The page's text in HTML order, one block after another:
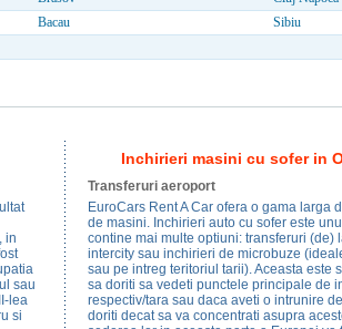
Bacau
Sibiu
in
sau
lea
si
Inchirieri masini cu sofer in
Transferuri aeroport
EuroCars Rent A Car ofera o gama larga
de masini. Inchirieri auto cu sofer este
contine mai multe optiuni: transferuri (de)
intercity sau inchirieri de microbuze
sau pe intreg teritoriul tarii). Aceasta este
sa doriti sa vedeti punctele principale de
respectiv/tara sau daca aveti o intrunire
doriti decat sa va concentrati asupra